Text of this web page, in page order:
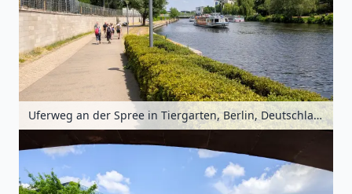
Uferweg an der Spree in Tiergarten, Berlin, Deutschland